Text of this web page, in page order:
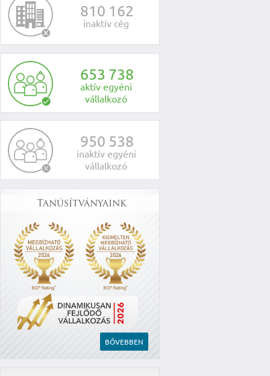
810 162
inaktív cég
653 738
aktív egyéni
vállalkozó
950 538
inaktív egyéni
vállalkozó
Tanúsítványaink
BŐVEBBEN